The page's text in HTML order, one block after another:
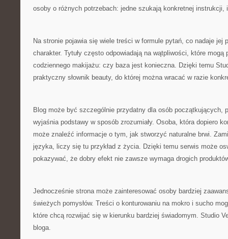
osoby o różnych potrzebach: jedne szukają konkretnej instrukcji,
Na stronie pojawia się wiele treści w formule pytań, co nadaje jej
charakter. Tytuły często odpowiadają na wątpliwości, które mogą
codziennego makijażu: czy baza jest konieczna. Dzięki temu
praktyczny słownik beauty, do której można wracać w razie
Blog może być szczególnie przydatny dla osób początkujących,
wyjaśnia podstawy w sposób zrozumiały. Osoba, która dopiero
może znaleźć informacje o tym, jak stworzyć naturalne brwi.
języka, liczy się tu przykład z życia. Dzięki temu serwis może
pokazywać, że dobry efekt nie zawsze wymaga drogich
Jednocześnie strona może zainteresować osoby bardziej
świeżych pomysłów. Treści o konturowaniu na mokro i sucho
które chcą rozwijać się w kierunku bardziej świadomym. Studio
bloga.